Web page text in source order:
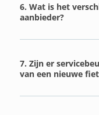
6. Wat is het
aanbieder?
7. Zijn er
van een nieuwe